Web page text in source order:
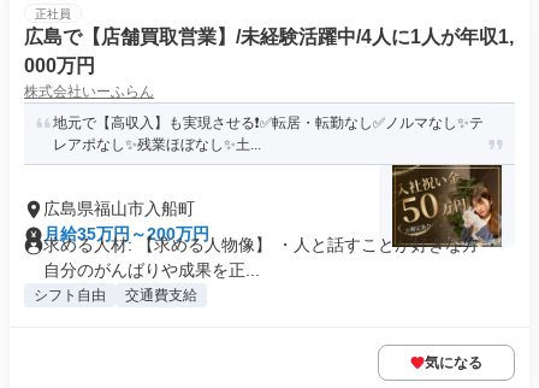
正社員
広島で【店舗買取営業】/未経験活躍中/4人に1人が年収1,
000万円
株式会社いーふらん
地元で【高収入】も実現させる❗✅転居・転勤なし✅ノルマなし✨テ
レアポなし✨残業ほぼなし✨土...
広島県福山市入船町
月給35万円～200万円
求める人材: 【求める人物像】 ・人と話すことが好きな方 ・
自分のがんばりや成果を正...
シフト自由 交通費支給
気になる